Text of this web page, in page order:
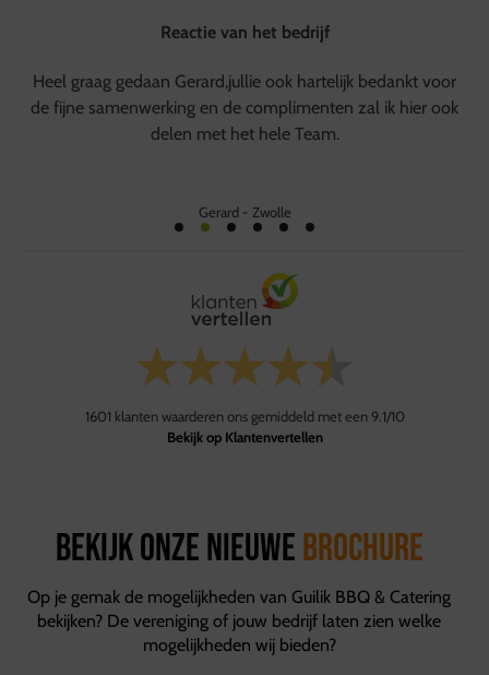
Reactie van het bedrijf
Heel graag gedaan Gerard,jullie ook hartelijk bedankt voor
de fijne samenwerking en de complimenten zal ik hier ook
delen met het hele Team.
Gerard - Zwolle
1601 klanten waarderen ons gemiddeld met een 9.1/10
Bekijk op Klantenvertellen
Bekijk onze nieuwebrochure
Op je gemak de mogelijkheden van Guilik BBQ & Catering
bekijken? De vereniging of jouw bedrijf laten zien welke
mogelijkheden wij bieden?